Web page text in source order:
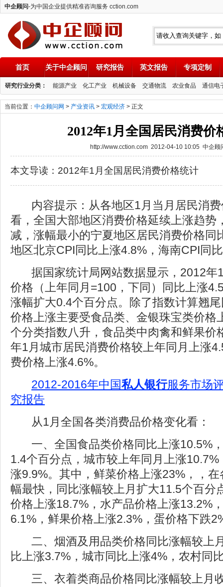
中企顾问-为中国企业提供精准咨询服务 cction.com
中企顾问
首页 关于中企顾问 研究报告 英文报告 专项定制
研究行业分类： 能源产业 化工产业 机械设备 交通物流 农业食品 通信电
当前位置： 中企顾问网 > 产业资讯 > 宏观经济 > 正文
2012年1月全国居民消费价
http://www.cction.com 2012-04-10 10:05 中企顾
本文导读：2012年1月全国居民消费价格统计
内容提示：从各地区1月当月居民消费
看，全国大部地区消费价格延续上涨趋势
减，涨幅最小的宁夏地区居民消费价格同
地区北京CPI同比上涨4.8%，海南CPI同
据国家统计局网站数据显示，2012年
价格（上年同月=100，下同）同比上涨
涨幅扩大0.4个百分点。除了指数计算翘
价格上涨主要受食品类、金银珠宝类价格
个分类指数八升，食品类中肉禽和鲜果价
年1月城市居民消费价格较上年同月上涨
费价格上涨4.6%。
2012-2016年中国私人银行服务市场
究报告
从1月全国各类消费品价格变化看：
一、全国食品类价格同比上涨10.5%
1.4个百分点，城市较上年同月上涨
涨9.9%。其中，鲜菜价格上涨23%，，
幅最快，同比涨幅较上月扩大11.5个百分
价格上涨18.7%，水产品价格上涨13.2%
6.1%，鲜果价格上涨2.3%，蛋价格下跌
二、烟酒及用品类价格同比涨幅较上
比上涨3.7%，城市同比上涨4%，农村同
三、衣着类商品价格同比涨幅较上月